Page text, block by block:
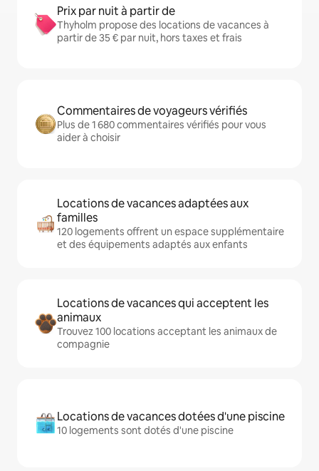
Prix par nuit à partir de
Thyholm propose des locations de vacances à
partir de 35 € par nuit, hors taxes et frais
Commentaires de voyageurs vérifiés
Plus de 1 680 commentaires vérifiés pour vous
aider à choisir
Locations de vacances adaptées aux
familles
120 logements offrent un espace supplémentaire
et des équipements adaptés aux enfants
Locations de vacances qui acceptent les
animaux
Trouvez 100 locations acceptant les animaux de
compagnie
Locations de vacances dotées d'une piscine
10 logements sont dotés d'une piscine